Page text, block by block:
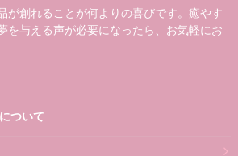
が創れることが何よりの喜びです。癒やす
を与える声が必要になったら、お気軽にお
ついて